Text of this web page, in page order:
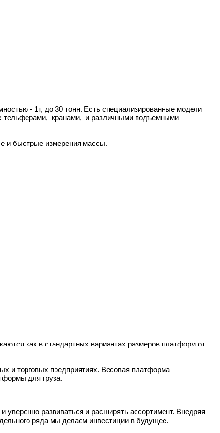
- 1т, до 30 тонн. Есть специализированные модели
тельферами, кранами, и различными подъемными
и быстрые измерения массы.
как в стандартных вариантах размеров платформ от
и торговых предприятиях. Весовая платформа
для груза.
развиваться и расширять ассортимент. Внедряя
ряда мы делаем инвестиции в будущее.